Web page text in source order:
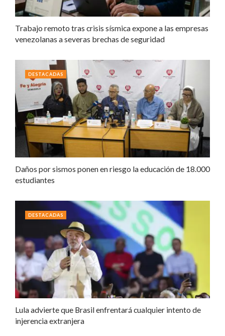
Trabajo remoto tras crisis sísmica expone a las empresas
venezolanas a severas brechas de seguridad
Daños por sismos ponen en riesgo la educación de 18.000
estudiantes
DESTACADAS
Lula advierte que Brasil enfrentará cualquier intento de
injerencia extranjera
DESTACADAS